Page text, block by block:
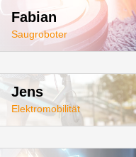
Fabian
Saugroboter
Jens
Elektromobilität